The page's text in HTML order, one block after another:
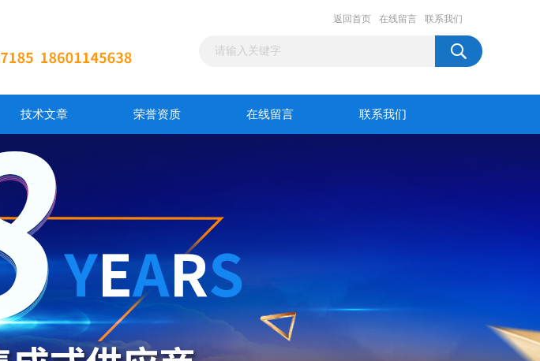
返回首页 在线留言 联系我们
技术文章 荣誉资质 在线留言 联系我们